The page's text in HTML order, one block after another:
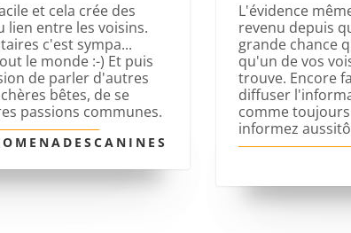
et cela crée des
lien entre les voisins.
c'est sympa...
le monde :-) Et puis
de parler d'autres
bêtes, de se
passions communes.
L'évidence
revenu depuis
grande chance
qu'un de vos
trouve. Encore
diffuser
comme
informez